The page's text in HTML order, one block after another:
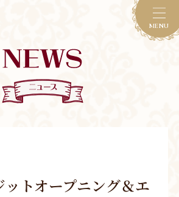
MENU
ットオープニング＆エ